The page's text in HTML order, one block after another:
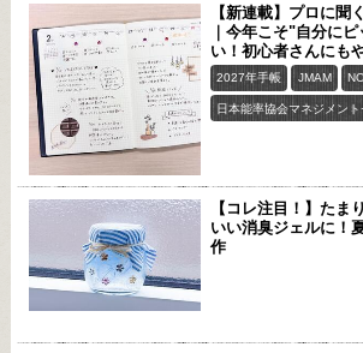
【新連載】プロに聞
｜今年こそ"自分に
い！初心者さんにも
2027年手帳 JMAM
日本能率協会マネジメント
【コレ注目！】たま
いい消臭ジェルに！
作